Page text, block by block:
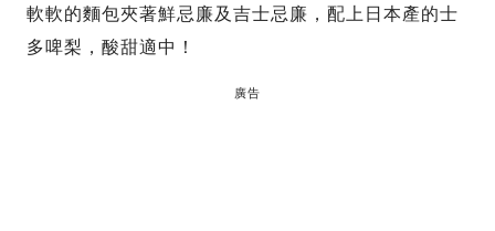
軟軟的麵包夾著鮮忌廉及吉士忌廉，配上日本產的士
多啤梨，酸甜適中！
廣告